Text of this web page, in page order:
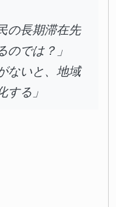
の長期滞在先
のでは？」
ないと、地域
する」